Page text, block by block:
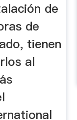
de
de
tienen
al